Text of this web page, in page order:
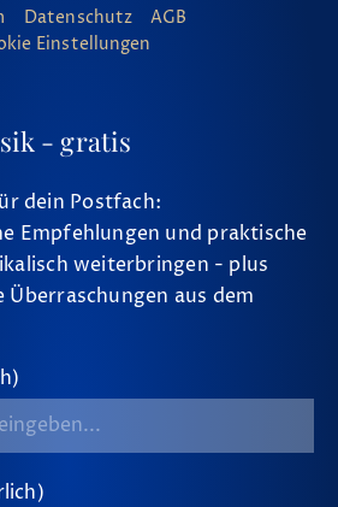
Datenschutz
AGB
Einstellungen
- gratis
dein Postfach:
Empfehlungen und praktische
weiterbringen - plus
Überraschungen aus dem